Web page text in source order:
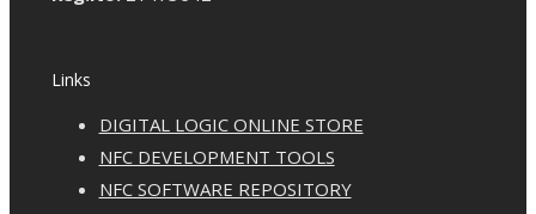
Links
DIGITAL LOGIC ONLINE STORE
NFC DEVELOPMENT TOOLS
NFC SOFTWARE REPOSITORY